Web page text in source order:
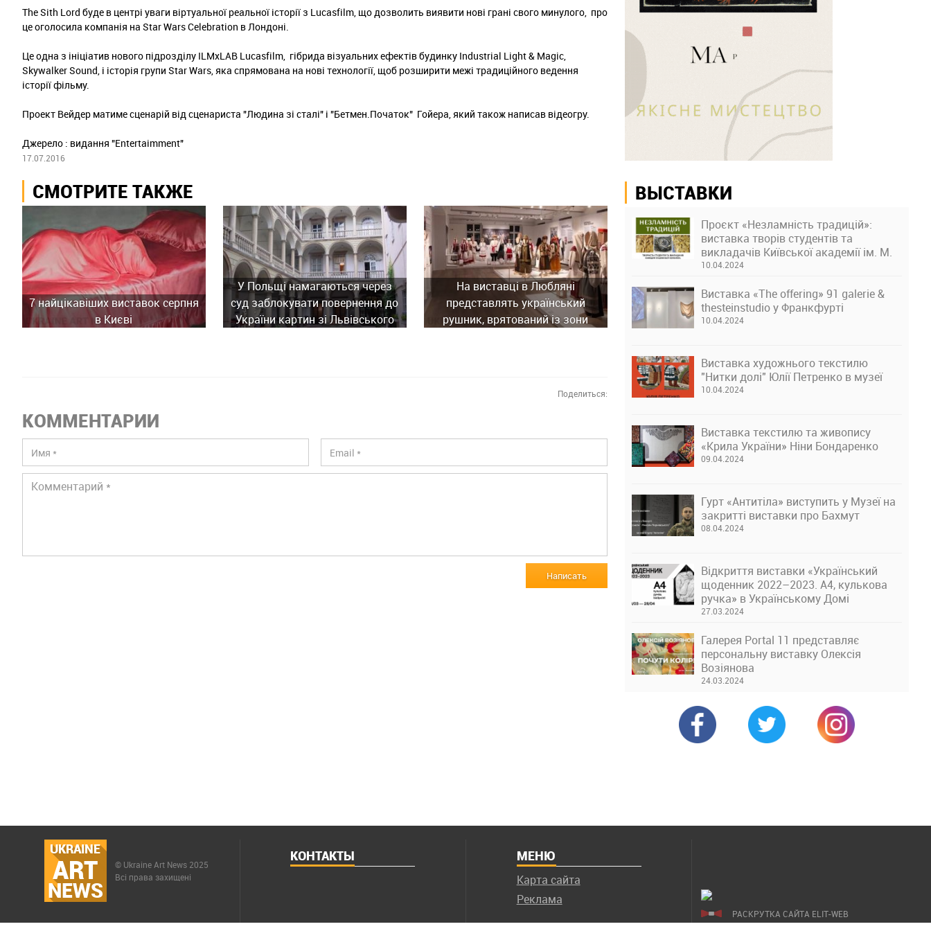
The Sith Lord буде в центрі уваги віртуальної реальної історії з Lucasfilm, що дозволить виявити нові грані свого минулого, про
це оголосила компанія на Star Wars Celebration в Лондоні.
Це одна з ініціатив нового підрозділу ILMxLAB Lucasfilm, гібрида візуальних ефектів будинку Industrial Light & Magic,
Skywalker Sound, і історія групи Star Wars, яка спрямована на нові технології, щоб розширити межі традиційного ведення
історії фільму.
Проект Вейдер матиме сценарій від сценариста "Людина зі сталі" і "Бетмен.Початок" Гойера, який також написав відеогру.
Джерело : видання "Entertaimment"
17.07.2016
СМОТРИТЕ ТАКЖЕ
7 найцікавіших виставок серпня
в Києві
У Польщі намагаються через
суд заблокувати повернення до
України картин зі Львівського
На виставці в Любляні
представлять український
рушник, врятований із зони
Поделиться:
КОММЕНТАРИИ
Написать
ВЫСТАВКИ
Проєкт «Незламність традицій»:
виставка творів студентів та
викладачів Київської академії ім. М.
Бойчука
10.04.2024
Виставка «The offering» 91 galerie &
thesteinstudio у Франкфурті
10.04.2024
Виставка художнього текстилю
"Нитки долі" Юлії Петренко в музеї
10.04.2024
Виставка текстилю та живопису
«Крила України» Ніни Бондаренко
09.04.2024
Гурт «Антитіла» виступить у Музеї на
закритті виставки про Бахмут
08.04.2024
Відкриття виставки «Український
щоденник 2022–2023. А4, кулькова
ручка» в Українському Домі
27.03.2024
Галерея Portal 11 представляє
персональну виставку Олексія
Возіянова
24.03.2024
UKRAINE
ART
NEWS
© Ukraine Art News 2025
Всі права захищені
КОНТАКТЫ МЕНЮ
Карта сайта
Реклама
РАСКРУТКА САЙТА ELIT-WEB